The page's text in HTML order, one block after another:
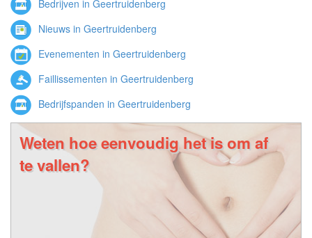
Bedrijven in Geertruidenberg
Nieuws in Geertruidenberg
Evenementen in Geertruidenberg
Faillissementen in Geertruidenberg
Bedrijfspanden in Geertruidenberg
Weten hoe eenvoudig het is om af
te vallen?